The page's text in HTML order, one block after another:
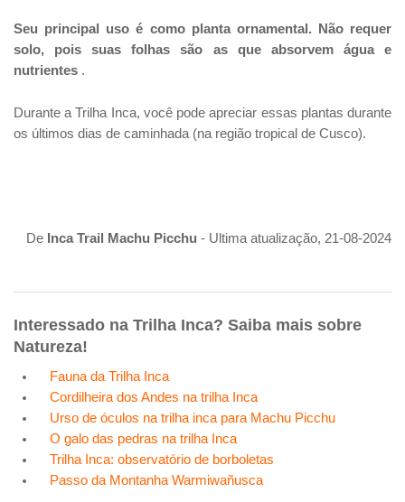
Seu principal uso é como planta ornamental. Não requer
solo, pois suas folhas são as que absorvem água e
nutrientes .
Durante a Trilha Inca, você pode apreciar essas plantas durante
os últimos dias de caminhada (na região tropical de Cusco).
De Inca Trail Machu Picchu - Ultima atualização, 21-08-2024
Interessado na Trilha Inca? Saiba mais sobre
Natureza!
Fauna da Trilha Inca
Cordilheira dos Andes na trilha Inca
Urso de óculos na trilha inca para Machu Picchu
O galo das pedras na trilha Inca
Trilha Inca: observatório de borboletas
Passo da Montanha Warmiwañusca